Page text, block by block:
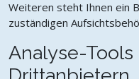
Weiteren steht Ihnen ein
zuständigen
Analyse-